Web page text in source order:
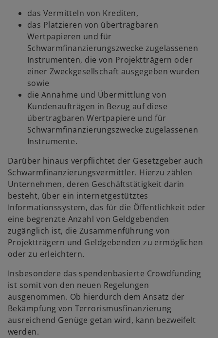
das Vermitteln von Krediten,
das Platzieren von übertragbaren
Wertpapieren und für
Schwarmfinanzierungszwecke zugelassenen
Instrumenten, die von Projektträgern oder
einer Zweckgesellschaft ausgegeben wurden
sowie
die Annahme und Übermittlung von
Kundenaufträgen in Bezug auf diese
übertragbaren Wertpapiere und für
Schwarmfinanzierungszwecke zugelassenen
Instrumente.
Darüber hinaus verpflichtet der Gesetzgeber auch
Schwarmfinanzierungsvermittler. Hierzu zählen
Unternehmen, deren Geschäftstätigkeit darin
besteht, über ein internetgestütztes
Informationssystem, das für die Öffentlichkeit oder
eine begrenzte Anzahl von Geldgebenden
zugänglich ist, die Zusammenführung von
Projektträgern und Geldgebenden zu ermöglichen
oder zu erleichtern.
Insbesondere das spendenbasierte Crowdfunding
ist somit von den neuen Regelungen
ausgenommen. Ob hierdurch dem Ansatz der
Bekämpfung von Terrorismusfinanzierung
ausreichend Genüge getan wird, kann bezweifelt
werden.